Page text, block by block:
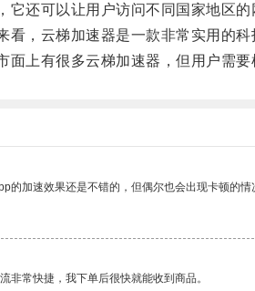
还可以让用户访问不同国家地区的
，云梯加速器是一款非常实用的科
上有很多云梯加速器，但用户需要
的加速效果还是不错的，但偶尔也会出现卡顿的情
非常快捷，我下单后很快就能收到商品。